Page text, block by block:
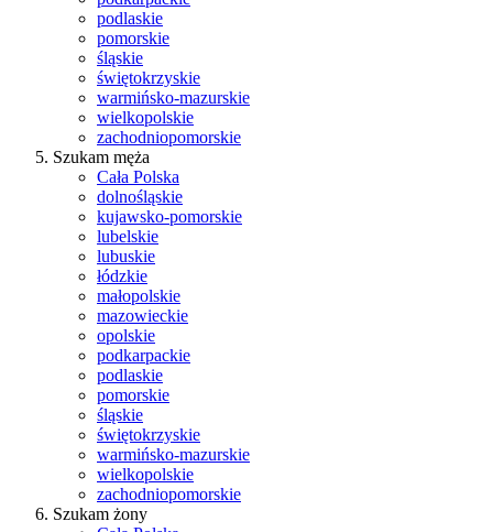
podlaskie
pomorskie
śląskie
świętokrzyskie
warmińsko-mazurskie
wielkopolskie
zachodniopomorskie
Szukam męża
Cała Polska
dolnośląskie
kujawsko-pomorskie
lubelskie
lubuskie
łódzkie
małopolskie
mazowieckie
opolskie
podkarpackie
podlaskie
pomorskie
śląskie
świętokrzyskie
warmińsko-mazurskie
wielkopolskie
zachodniopomorskie
Szukam żony